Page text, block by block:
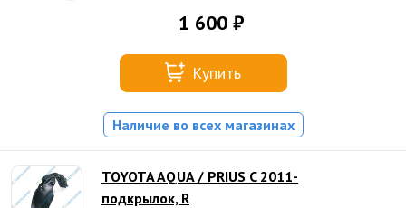
1 600 ₽
Купить
Наличие во всех магазинах
TOYOTA AQUA / PRIUS C 2011-
подкрылок, R